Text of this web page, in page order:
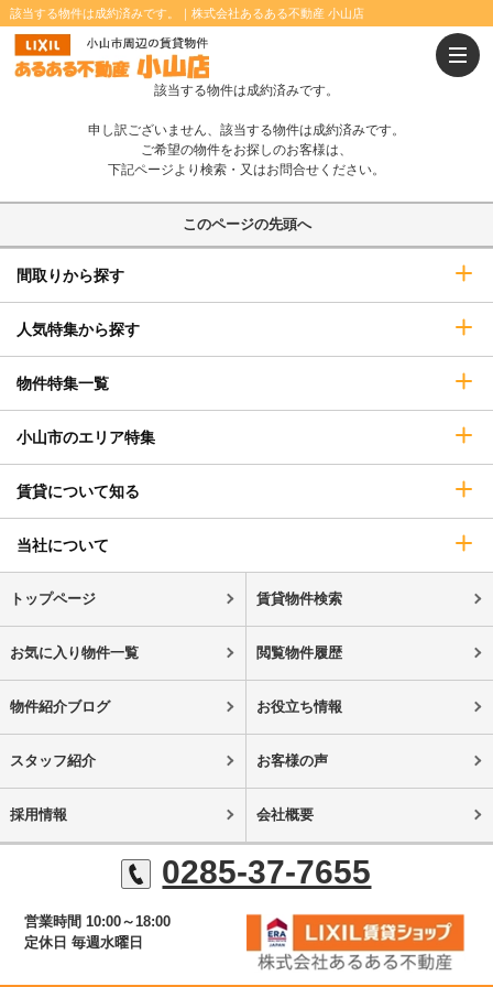
温水洗浄便座 浴室乾燥機
追焚きバス
カウンターキッチン
オートロック
TVインターホン
二人入居可 ウォークインクローゼット
該当する物件は成約済みです。｜株式会社あるある不動産 小山店
該当する物件は成約済みです。
申し訳ございません、該当する物件は成約済みです。
ご希望の物件をお探しのお客様は、
下記ページより検索・又はお問合せください。
このページの先頭へ
間取りから探す
人気特集から探す
物件特集一覧
小山市のエリア特集
賃貸について知る
当社について
トップページ 賃貸物件検索
お気に入り物件一覧 閲覧物件履歴
物件紹介ブログ お役立ち情報
スタッフ紹介 お客様の声
採用情報 会社概要
0285-37-7655
営業時間 10:00～18:00
定休日 毎週水曜日